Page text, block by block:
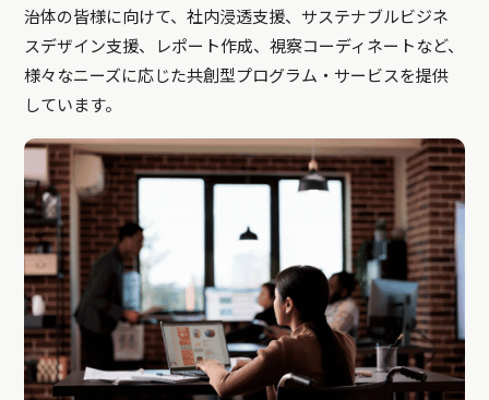
治体の皆様に向けて、社内浸透支援、サステナブルビジネ
スデザイン支援、レポート作成、視察コーディネートなど、
様々なニーズに応じた共創型プログラム・サービスを提供
しています。